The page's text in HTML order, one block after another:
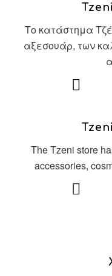
Το κατάστημα
αξεσουάρ, των
The Tzeni store
accessories,